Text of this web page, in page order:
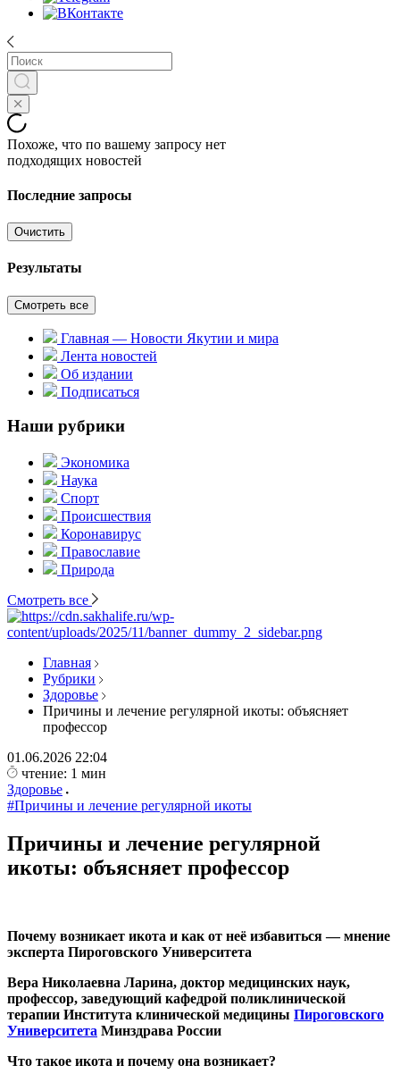
Похоже, что по вашему запросу нет
подходящих новостей
Последние запросы
Очистить
Результаты
Смотреть все
Главная — Новости Якутии и мира
Лента новостей
Об издании
Подписаться
Наши рубрики
Экономика
Наука
Спорт
Происшествия
Коронавирус
Православие
Природа
Смотреть все
Главная
Рубрики
Здоровье
Причины и лечение регулярной икоты: объясняет
профессор
01.06.2026 22:04
чтение: 1 мин
Здоровье
#Причины и лечение регулярной икоты
Причины и лечение регулярной
икоты: объясняет профессор
Почему возникает икота и как от неё избавиться — мнение
эксперта Пироговского Университета
Вера Николаевна Ларина, доктор медицинских наук,
профессор, заведующий кафедрой поликлинической
терапии Института клинической медицины Пироговского
Университета Минздрава России
Что такое икота и почему она возникает?